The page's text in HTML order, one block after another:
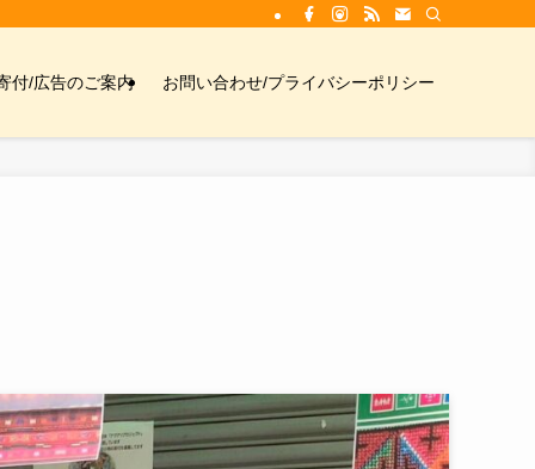
付/広告のご案内 お問い合わせ/プライバシーポリシー